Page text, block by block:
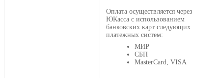
Оплата осуществляется через
ЮКасса с использованием
банковских карт следующих
платежных систем:
МИР
СБП
MasterCard, VISA